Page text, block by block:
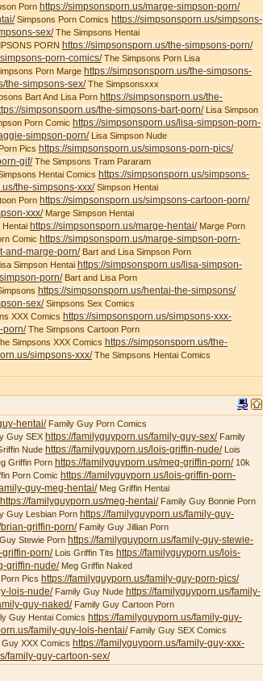
Porn https://simpsonsporn.us/marge-simpson-porn/
Simpsons Porn Comics https://simpsonsporn.us/simpsons-
sex/The Simpsons Hentai
PORN https://simpsonsporn.us/the-simpsons-porn/
porn-comics/The Simpsons Porn Lisa
Porn Marge https://simpsonsporn.us/the-simpsons-
the-simpsons-sex/The Simpsonsxxx
Bart And Lisa Porn https://simpsonsporn.us/the-
simpsonsporn.us/the-simpsons-bart-porn/Lisa Simpson
Porn Comic https://simpsonsporn.us/lisa-simpson-porn-
simpson-porn/Lisa Simpson Nude
Pics https://simpsonsporn.us/simpsons-porn-pics/
gif/The Simpsons Tram Pararam
Hentai Comics https://simpsonsporn.us/simpsons-
the-simpsons-xxx/Simpson Hentai
Porn https://simpsonsporn.us/simpsons-cartoon-porn/
xxx/Marge Simpson Hentai
https://simpsonsporn.us/marge-hentai/Marge Porn
Comic https://simpsonsporn.us/marge-simpson-porn-
and-marge-porn/Bart and Lisa Simpson Porn
Simpson Hentai https://simpsonsporn.us/lisa-simpson-
porn/Bart and Lisa Porn
https://simpsonsporn.us/hentai-the-simpsons/
sex/Simpsons Sex Comics
XXX Comics https://simpsonsporn.us/simpsons-xxx-
porn/The Simpsons Cartoon Porn
Simpsons XXX Comics https://simpsonsporn.us/the-
simpsons-xxx/The Simpsons Hentai Comics
hentai/Family Guy Porn Comics
Guy SEX https://familyguyporn.us/family-guy-sex/Family
Nude https://familyguyporn.us/lois-griffin-nude/Lois
Griffin Porn https://familyguyporn.us/meg-griffin-porn/10k
Porn Comic https://familyguyporn.us/lois-griffin-porn-
guy-meg-hentai/Meg Griffin Hentai
https://familyguyporn.us/meg-hentai/Family Guy Bonnie Porn
Guy Lesbian Porn https://familyguyporn.us/family-guy-
griffin-porn/Family Guy Jillian Porn
Stewie Porn https://familyguyporn.us/family-guy-stewie-
griffin-porn/Lois Griffin Tits https://familyguyporn.us/lois-
griffin-nude/Meg Griffin Naked
Pics https://familyguyporn.us/family-guy-porn-pics/
lois-nude/Family Guy Nude https://familyguyporn.us/family-
guy-naked/Family Guy Cartoon Porn
Guy Hentai Comics https://familyguyporn.us/family-guy-
family-guy-lois-hentai/Family Guy SEX Comics
XXX Comics https://familyguyporn.us/family-guy-xxx-
family-guy-cartoon-sex/